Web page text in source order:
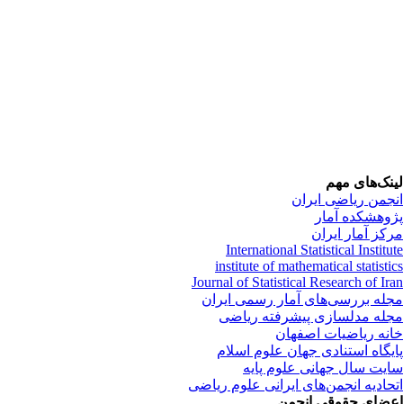
مهم
ریاضی ایران
آمار
آمار ایران
International Statistical
institute of mathematical
Journal of Statistical Research of
بررسی‌های آمار رسمی ایران
مدلسازی پیشرفته ریاضی
ریاضیات اصفهان
استنادی جهان علوم اسلام
سال جهانی علوم پایه
انجمن‌های ایرانی علوم ریاضی